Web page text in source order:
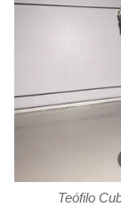
Teófilo